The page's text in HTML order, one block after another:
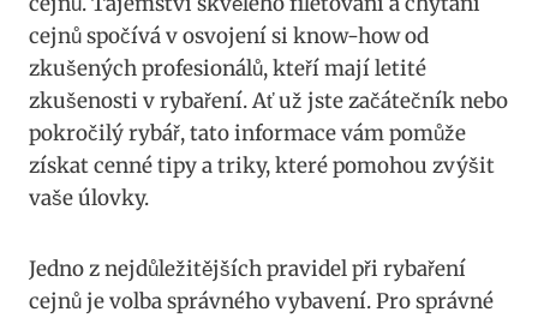
cejnů spočívá v osvojení si know-how od
zkušených profesionálů, kteří mají letité
zkušenosti v rybaření. Ať už jste začátečník nebo
pokročilý rybář, tato informace vám pomůže
získat cenné tipy a triky, které pomohou zvýšit
vaše úlovky.
Jedno z nejdůležitějších pravidel při rybaření
cejnů je volba správného vybavení. Pro správné